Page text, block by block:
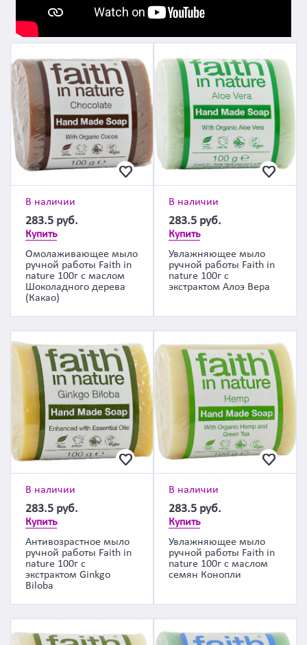
В наличии
283.5 руб.
Купить
Омолаживающее мыло
ручной работы Faith in
nature 100г с маслом
Шоколадного дерева
(Какао)
В наличии
283.5 руб.
Купить
Увлажняющее мыло
ручной работы Faith in
nature 100г с
экстрактом Алоэ Вера
В наличии
283.5 руб.
Купить
Антивозрастное мыло
ручной работы Faith in
nature 100г с
экстрактом Ginkgo
Biloba
В наличии
283.5 руб.
Купить
Увлажняющее мыло
ручной работы Faith in
nature 100г с маслом
семян Конопли